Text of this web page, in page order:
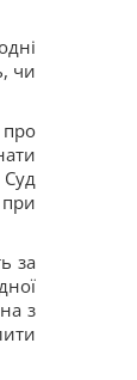
чи
за
з